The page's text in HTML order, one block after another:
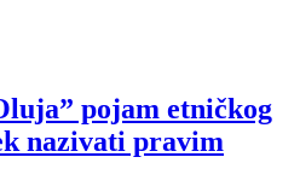
pojam etničkog
nazivati pravim